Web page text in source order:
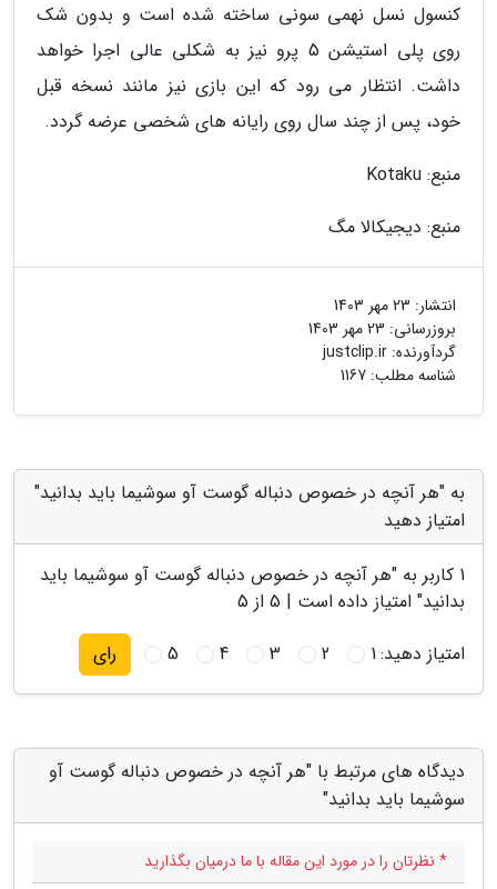
کنسول نسل نهمی سونی ساخته شده است و بدون شک
روی پلی استیشن 5 پرو نیز به شکلی عالی اجرا خواهد
داشت. انتظار می رود که این بازی نیز مانند نسخه قبل
خود، پس از چند سال روی رایانه های شخصی عرضه گردد.
منبع: Kotaku
منبع: دیجیکالا مگ
انتشار: 23 مهر 1403
بروزرسانی: 23 مهر 1403
گردآورنده: justclip.ir
شناسه مطلب: 1167
به "هر آنچه در خصوص دنباله گوست آو سوشیما باید بدانید"
امتیاز دهید
1 کاربر به "هر آنچه در خصوص دنباله گوست آو سوشیما باید
بدانید" امتیاز داده است | 5 از 5
امتیاز دهید:1
2
3
4
5 رای
دیدگاه های مرتبط با "هر آنچه در خصوص دنباله گوست آو
سوشیما باید بدانید"
* نظرتان را در مورد این مقاله با ما درمیان بگذارید